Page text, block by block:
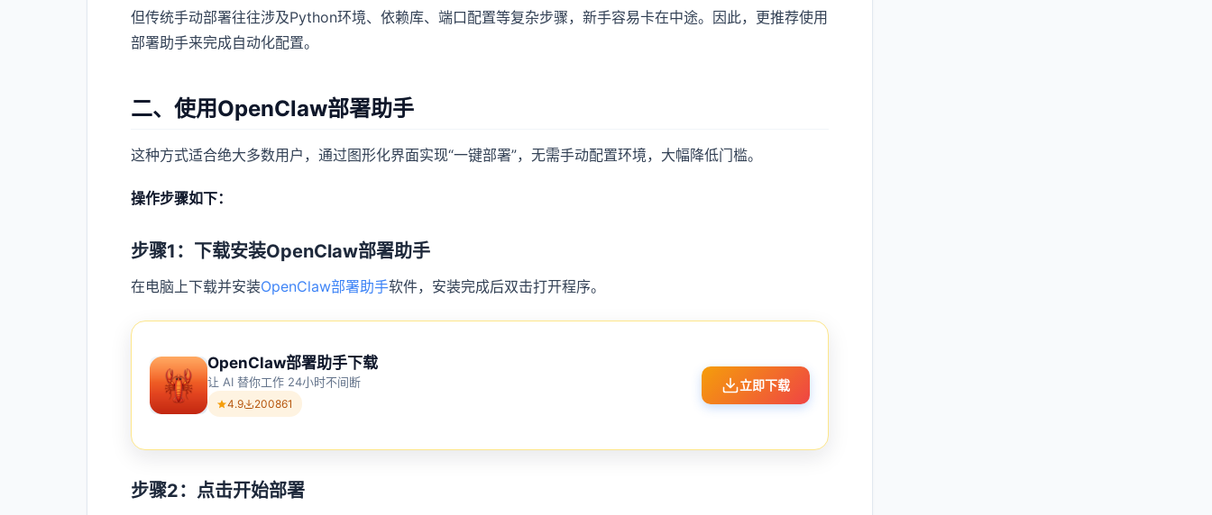
但传统手动部署往往涉及Python环境、依赖库、端口配置等复杂步骤，新手容易卡在中途。因此，更推荐使用
部署助手来完成自动化配置。
二、使用OpenClaw部署助手
这种方式适合绝大多数用户，通过图形化界面实现“一键部署”，无需手动配置环境，大幅降低门槛。
操作步骤如下：
步骤1：下载安装OpenClaw部署助手
在电脑上下载并安装OpenClaw部署助手软件，安装完成后双击打开程序。
OpenClaw部署助手下载
让 AI 替你工作 24小时不间断
4.9 200861
立即下载
步骤2：点击开始部署